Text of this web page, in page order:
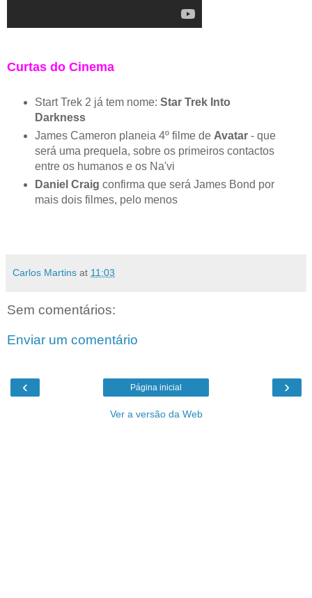
Curtas do Cinema
Start Trek 2 já tem nome: Star Trek Into
Darkness
James Cameron planeia 4º filme de Avatar - que
será uma prequela, sobre os primeiros contactos
entre os humanos e os Na'vi
Daniel Craig confirma que será James Bond por
mais dois filmes, pelo menos
Carlos Martins at 11:03
Sem comentários:
Enviar um comentário
‹ ›
Página inicial
Ver a versão da Web